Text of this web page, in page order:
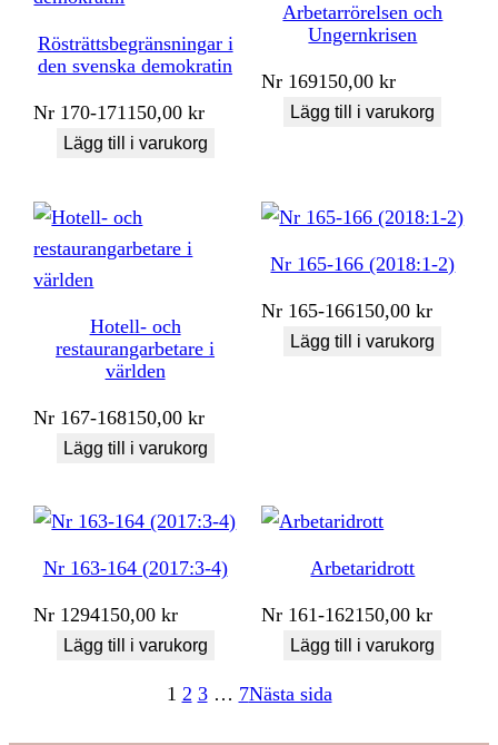
Rösträttsbegränsningar i
den svenska demokratin
Nr 170-171150,00kr
Lägg till i varukorg
Arbetarrörelsen och
Ungernkrisen
Nr 169150,00kr
Lägg till i varukorg
Hotell- och
restaurangarbetare i
världen
Nr 167-168150,00kr
Lägg till i varukorg
Nr 165-166 (2018:1-2)
Nr 165-166150,00kr
Lägg till i varukorg
Nr 163-164 (2017:3-4)
Nr 1294150,00kr
Lägg till i varukorg
Arbetaridrott
Nr 161-162150,00kr
Lägg till i varukorg
1 2 3 … 7Nästa sida